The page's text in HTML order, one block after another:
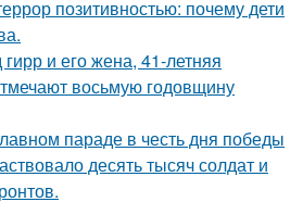
позитивностью: почему дети
и его жена, 41-летняя
восьмую годовщину
параде в честь дня победы
десять тысяч солдат и